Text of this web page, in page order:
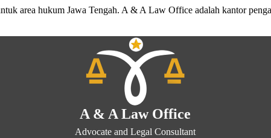
area hukum Jawa Tengah. A & A Law Office adalah kantor
A & A Law Office
Advocate and Legal Consultant